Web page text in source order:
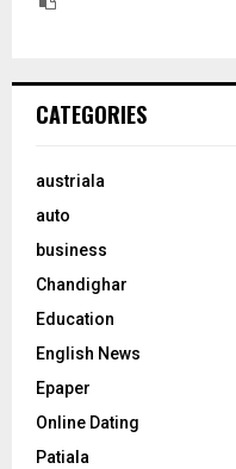
CATEGORIES
austriala
auto
business
Chandighar
Education
English News
Epaper
Online Dating
Patiala